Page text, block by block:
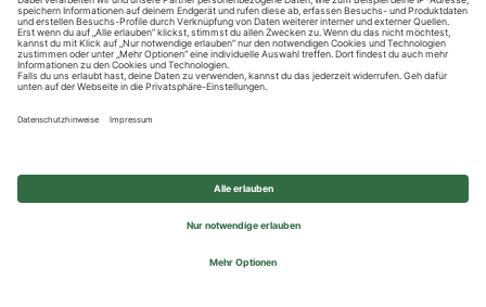
Impressum
Privatsphäre-Einstellungen
© 2026 REWE Group - All rights reserved